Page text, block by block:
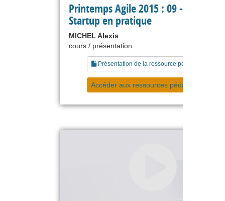
Printemps Agile 2015 : 09 - Le Lean
Startup en pratique
MICHEL Alexis
cours / présentation
Présentation de la ressource pédagogique
Accéder aux ressources pédagogiques